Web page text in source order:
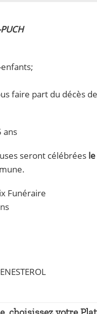
faire part du décès de
ans
seront célébrées
Funéraire